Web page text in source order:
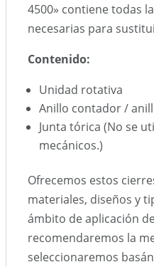
4500» contiene todas
necesarias para
Contenido:
Unidad rotativa
Anillo contador /
Junta tórica (No se
mecánicos.)
Ofrecemos estos
materiales, diseños y
ámbito de aplicación
recomendaremos la
seleccionaremos